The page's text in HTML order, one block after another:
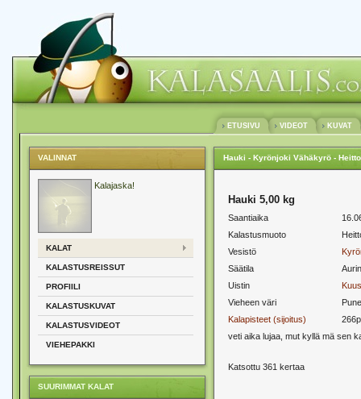
ETUSIVU VIDEOT KUVAT
VALINNAT
Kalajaska!
KALAT
KALASTUSREISSUT
PROFIILI
KALASTUSKUVAT
KALASTUSVIDEOT
VIEHEPAKKI
SUURIMMAT KALAT
Hauki - Kyrönjoki Vähäkyrö -
Hauki 5,00 kg
Saantiaika
Kalastusmuoto
Vesistö
Säätila
Uistin
Vieheen väri
Kalapisteet (sijoitus)
veti aika lujaa, mut kyllä mä sen
Katsottu 361 kertaa